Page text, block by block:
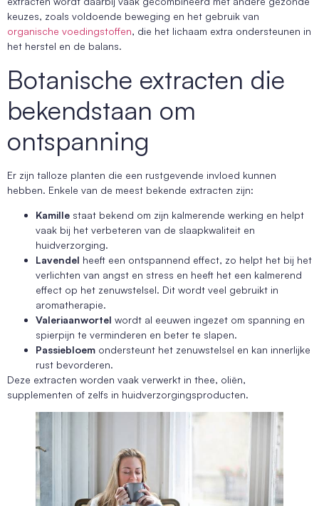
keuzes, zoals voldoende beweging en het gebruik van
organische voedingstoffen, die het lichaam extra ondersteunen in
het herstel en de balans.
Botanische extracten die
bekendstaan om
ontspanning
Er zijn talloze planten die een rustgevende invloed kunnen
hebben. Enkele van de meest bekende extracten zijn:
Kamille staat bekend om zijn kalmerende werking en helpt
vaak bij het verbeteren van de slaapkwaliteit en
huidverzorging.
Lavendel heeft een ontspannend effect, zo helpt het bij het
verlichten van angst en stress en heeft het een kalmerend
effect op het zenuwstelsel. Dit wordt veel gebruikt in
aromatherapie.
Valeriaanwortel wordt al eeuwen ingezet om spanning en
spierpijn te verminderen en beter te slapen.
Passiebloem ondersteunt het zenuwstelsel en kan innerlijke
rust bevorderen.
Deze extracten worden vaak verwerkt in thee, oliën,
supplementen of zelfs in huidverzorgingsproducten.